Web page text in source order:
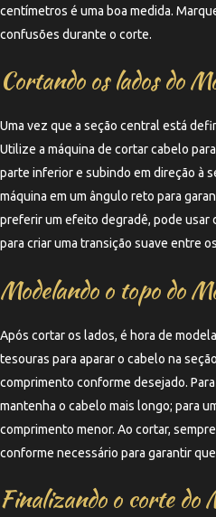
centímetros é uma boa medida.
confusões durante o corte.
Cortando os lados do
Uma vez que a seção central está
Utilize a máquina de cortar cabelo
parte inferior e subindo em direção à
máquina em um ângulo reto para
preferir um efeito degradê, pode usar
para criar uma transição suave entre
Modelando o topo do
Após cortar os lados, é hora de
tesouras para aparar o cabelo na
comprimento conforme desejado.
mantenha o cabelo mais longo; para
comprimento menor. Ao cortar,
conforme necessário para garantir
Finalizando o corte do